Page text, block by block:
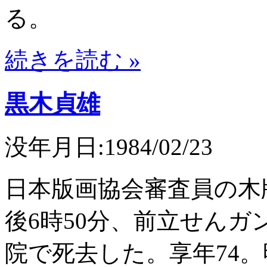
る。
続きを読む »
黒木貞雄
没年月日:1984/02/23
日本版画協会審査員の
後6時50分、前立せんガ
院で死去した。享年74